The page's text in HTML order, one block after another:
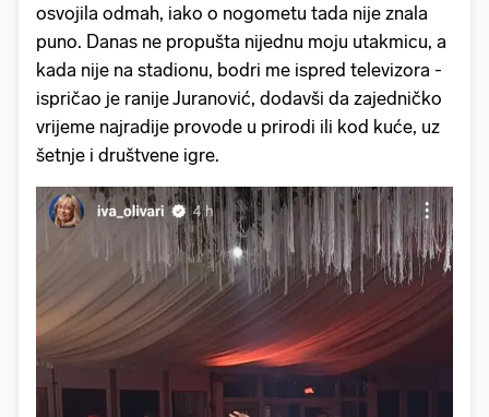
osvojila odmah, iako o nogometu tada nije znala
puno. Danas ne propušta nijednu moju utakmicu, a
kada nije na stadionu, bodri me ispred televizora -
ispričao je ranije Juranović, dodavši da zajedničko
vrijeme najradije provode u prirodi ili kod kuće, uz
šetnje i društvene igre.